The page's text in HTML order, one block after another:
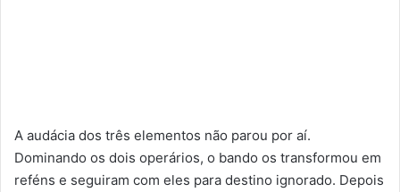
A audácia dos três elementos não parou por aí.
Dominando os dois operários, o bando os transformou em
reféns e seguiram com eles para destino ignorado. Depois